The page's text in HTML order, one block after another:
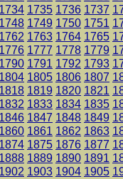
1734 1735 1736 1737
1748 1749 1750 1751
1762 1763 1764 1765
1776 1777 1778 1779
1790 1791 1792 1793
1804 1805 1806 1807
1818 1819 1820 1821
1832 1833 1834 1835
1846 1847 1848 1849
1860 1861 1862 1863
1874 1875 1876 1877
1888 1889 1890 1891
1902 1903 1904 1905